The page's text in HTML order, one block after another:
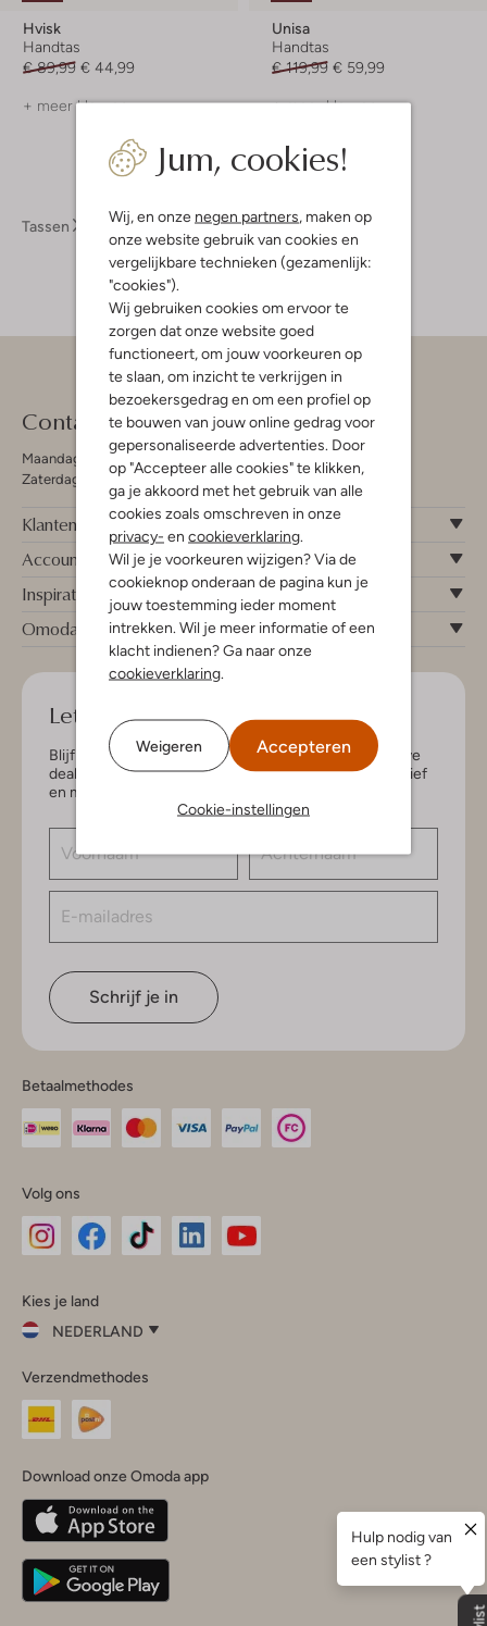
Jum, cookies!
Wij, en onze negen partners, maken op
onze website gebruik van cookies en
vergelijkbare technieken (gezamenlijk:
"cookies").
Wij gebruiken cookies om ervoor te
zorgen dat onze website goed
functioneert, om jouw voorkeuren op
te slaan, om inzicht te verkrijgen in
bezoekersgedrag en om een profiel op
te bouwen van jouw online gedrag voor
gepersonaliseerde advertenties. Door
op "Accepteer alle cookies" te klikken,
ga je akkoord met het gebruik van alle
cookies zoals omschreven in onze
privacy- en cookieverklaring.
Wil je je voorkeuren wijzigen? Via de
cookieknop onderaan de pagina kun je
jouw toestemming ieder moment
intrekken. Wil je meer informatie of een
klacht indienen? Ga naar onze
cookieverklaring.
Weigeren Accepteren
Cookie-instellingen
Hvisk
Handtas
€ 89,99 € 44,99
+ meer kleuren
Unisa
Handtas
€ 119,99 € 59,99
+ meer kleuren
Tassen Handtassen Dames
Contact
Maandag - Vrijdag 09:00 - 19:00 uur
Zaterdag 09:00 - 17:00 uur
Klantenservice
Account
Inspiratie
Omoda
Let's keep in touch!
Blijf op de hoogte van de nieuwste items en exclusieve
deals, speciaal voor jou. Schrijf je in voor de nieuwsbrief
en maak kans op € 150,- shoptegoed.
Schrijf je in
Betaalmethodes
Volg ons
InstagramFacebook
Kies je land
NEDERLAND
je
land
Nederland
Belgique(Français)
Deutschland
Verzendmethodes
Download onze Omoda app